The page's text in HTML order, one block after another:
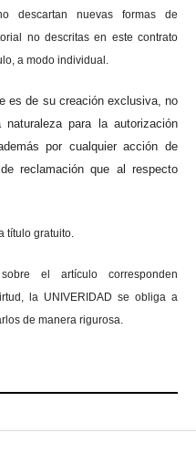
descartan nuevas formas de
no descritas en este contrato
a modo individual.
es de su creación exclusiva, no
naturaleza para la autorización
por cualquier acción de
reclamación que al respecto
título gratuito.
el artículo corresponden
la UNIVERIDAD se obliga a
de manera rigurosa.